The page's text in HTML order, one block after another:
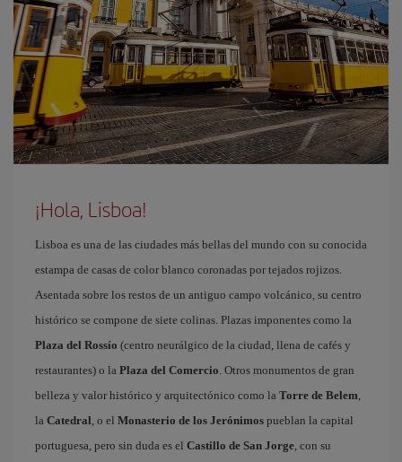
¡Hola, Lisboa!
Lisboa es una de las ciudades más bellas del mundo con su conocida
estampa de casas de color blanco coronadas por tejados rojizos.
Asentada sobre los restos de un antiguo campo volcánico, su centro
histórico se compone de siete colinas. Plazas imponentes como la
Plaza del Rossío (centro neurálgico de la ciudad, llena de cafés y
restaurantes) o la Plaza del Comercio. Otros monumentos de gran
belleza y valor histórico y arquitectónico como la Torre de Belem,
la Catedral, o el Monasterio de los Jerónimos pueblan la capital
portuguesa, pero sin duda es el Castillo de San Jorge, con su